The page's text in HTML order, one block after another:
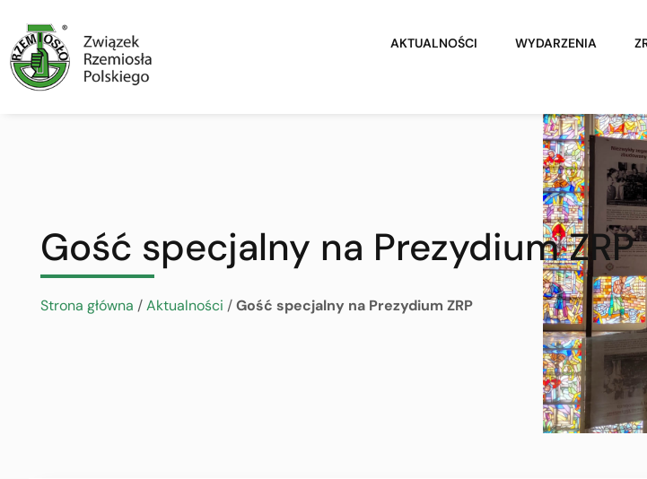
AKTUALNOŚCI WYDARZENIA
Gość specjalny na Prezydium ZRP
Strona główna /Aktualności /Gość specjalny na Prezydium ZRP